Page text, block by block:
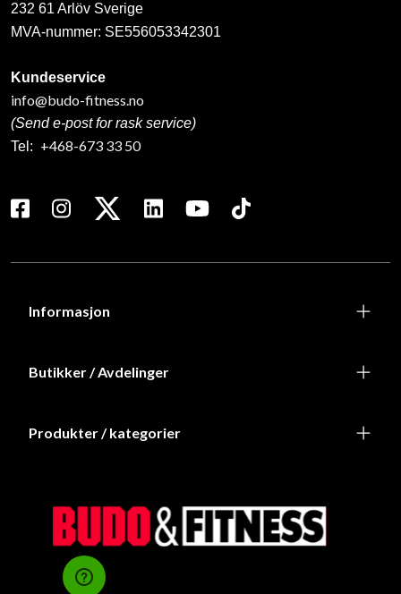
232 61 Arlöv Sverige
MVA-nummer: SE556053342301
Kundeservice
info@budo-fitness.no
(Send e-post for rask service)
Tel: +468-673 33 50
Informasjon
Butikker / Avdelinger
Produkter / kategorier